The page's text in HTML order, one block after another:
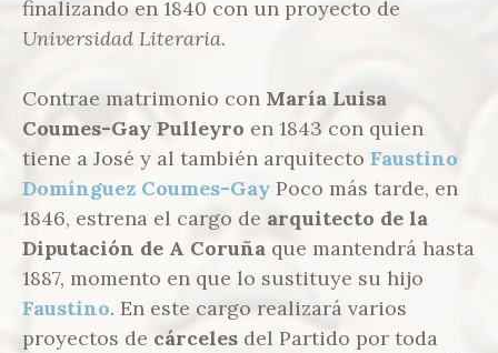
finalizando en 1840 con un proyecto de
Universidad Literaria.
Contrae matrimonio con María Luisa
Coumes-Gay Pulleyro en 1843 con quien
tiene a José y al también arquitecto Faustino
Domínguez Coumes-Gay Poco más tarde, en
1846, estrena el cargo de arquitecto de la
Diputación de A Coruña que mantendrá hasta
1887, momento en que lo sustituye su hijo
Faustino. En este cargo realizará varios
proyectos de cárceles del Partido por toda